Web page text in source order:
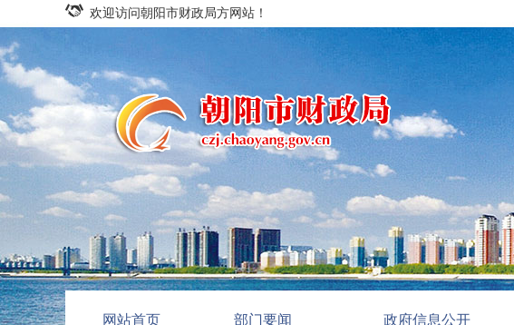
欢迎访问朝阳市财政局方网站！
网站首页 部门要闻 政府信息公开